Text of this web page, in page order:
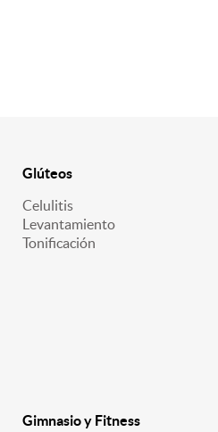
Glúteos
Celulitis
Levantamiento
Tonificación
Gimnasio y Fitness